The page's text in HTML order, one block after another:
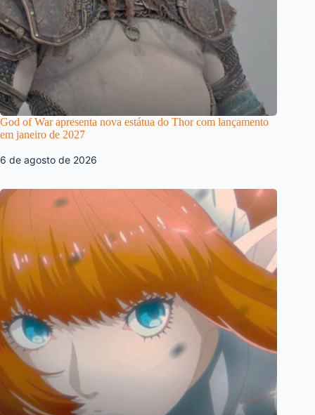
God of War apresenta nova estátua do Thor com lançamento
em janeiro de 2027
6 de agosto de 2026